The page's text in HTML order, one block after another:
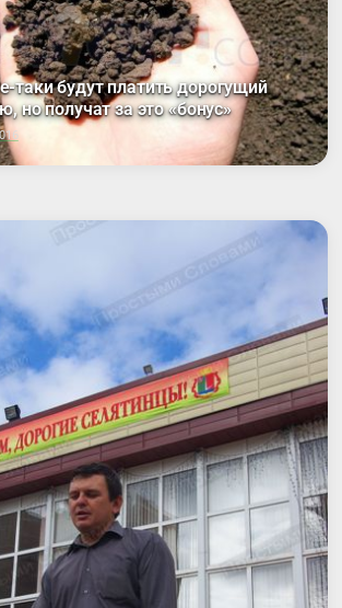
таки будут платить дорогущий
но получат за это «бонус»